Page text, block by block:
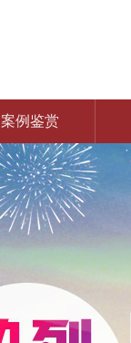
案例鉴赏